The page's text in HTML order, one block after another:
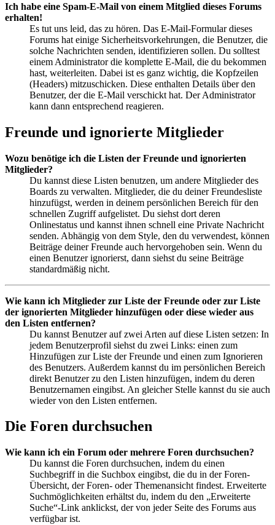
Ich habe eine Spam-E-Mail von einem Mitglied dieses Forums
erhalten!
Es tut uns leid, das zu hören. Das E-Mail-Formular dieses
Forums hat einige Sicherheitsvorkehrungen, die Benutzer, die
solche Nachrichten senden, identifizieren sollen. Du solltest
einem Administrator die komplette E-Mail, die du bekommen
hast, weiterleiten. Dabei ist es ganz wichtig, die Kopfzeilen
(Headers) mitzuschicken. Diese enthalten Details über den
Benutzer, der die E-Mail verschickt hat. Der Administrator
kann dann entsprechend reagieren.
Freunde und ignorierte Mitglieder
Wozu benötige ich die Listen der Freunde und ignorierten
Mitglieder?
Du kannst diese Listen benutzen, um andere Mitglieder des
Boards zu verwalten. Mitglieder, die du deiner Freundesliste
hinzufügst, werden in deinem persönlichen Bereich für den
schnellen Zugriff aufgelistet. Du siehst dort deren
Onlinestatus und kannst ihnen schnell eine Private Nachricht
senden. Abhängig von dem Style, den du verwendest, können
Beiträge deiner Freunde auch hervorgehoben sein. Wenn du
einen Benutzer ignorierst, dann siehst du seine Beiträge
standardmäßig nicht.
Wie kann ich Mitglieder zur Liste der Freunde oder zur Liste
der ignorierten Mitglieder hinzufügen oder diese wieder aus
den Listen entfernen?
Du kannst Benutzer auf zwei Arten auf diese Listen setzen: In
jedem Benutzerprofil siehst du zwei Links: einen zum
Hinzufügen zur Liste der Freunde und einen zum Ignorieren
des Benutzers. Außerdem kannst du im persönlichen Bereich
direkt Benutzer zu den Listen hinzufügen, indem du deren
Benutzernamen eingibst. An gleicher Stelle kannst du sie auch
wieder von den Listen entfernen.
Die Foren durchsuchen
Wie kann ich ein Forum oder mehrere Foren durchsuchen?
Du kannst die Foren durchsuchen, indem du einen
Suchbegriff in die Suchbox eingibst, die du in der Foren-
Übersicht, der Foren- oder Themenansicht findest. Erweiterte
Suchmöglichkeiten erhältst du, indem du den „Erweiterte
Suche“-Link anklickst, der von jeder Seite des Forums aus
verfügbar ist.